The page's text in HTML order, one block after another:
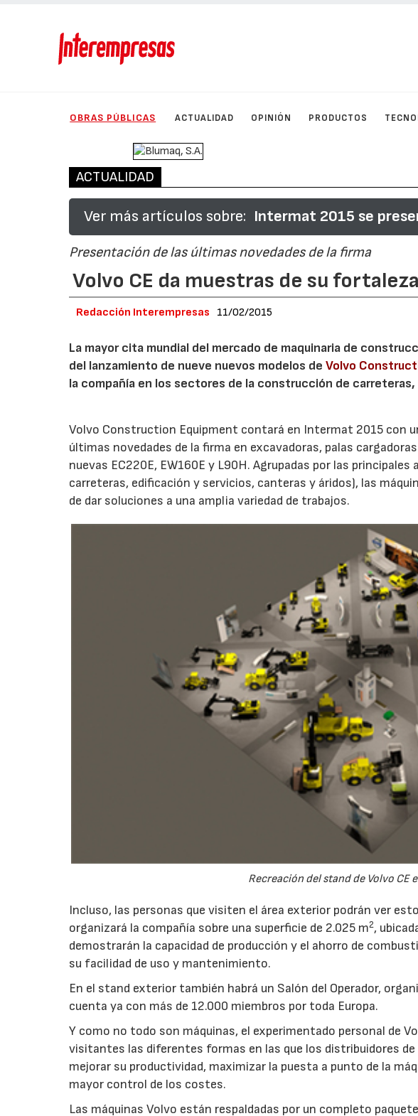
OBRAS PÚBLICAS ACTUALIDAD OPINIÓN PRODUCTOS
ACTUALIDAD
Ver más artículos sobre: Intermat 2015 se
Presentación de las últimas novedades de la firma
Volvo CE da muestras de su
Redacción Interempresas 11/02/2015
La mayor cita mundial del mercado de maquinaria de
del lanzamiento de nueve nuevos modelos deVolvo
la compañía en los sectores de la construcción de
Volvo Construction Equipment contará en Intermat 2015 con
últimas novedades de la firma en excavadoras, palas
nuevas EC220E, EW160E y L90H. Agrupadas por las
carreteras, edificación y servicios, canteras y áridos), las
de dar soluciones a una amplia variedad de trabajos.
Recreación del stand de Volvo CE
Incluso, las personas que visiten el área exterior podrán ver
organizará la compañía sobre una superficie de 2.025 m2,
demostrarán la capacidad de producción y el ahorro de
su facilidad de uso y mantenimiento.
En el stand exterior también habrá un Salón del Operador,
cuenta ya con más de 12.000 miembros por toda Europa.
Y como no todo son máquinas, el experimentado personal de
visitantes las diferentes formas en las que los distribuidores
mejorar su productividad, maximizar la puesta a punto de la
mayor control de los costes.
Las máquinas Volvo están respaldadas por un completo